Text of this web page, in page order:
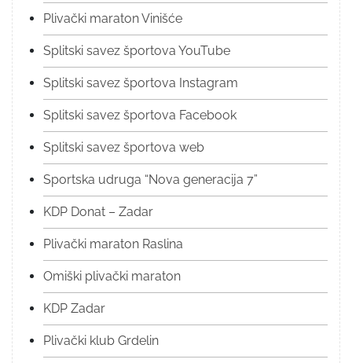
Plivački maraton Vinišće
Splitski savez športova YouTube
Splitski savez športova Instagram
Splitski savez športova Facebook
Splitski savez športova web
Sportska udruga “Nova generacija 7”
KDP Donat – Zadar
Plivački maraton Raslina
Omiški plivački maraton
KDP Zadar
Plivački klub Grdelin